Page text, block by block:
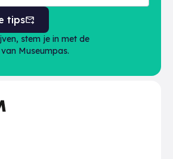
tips
stem je in met de
van Museumpas.